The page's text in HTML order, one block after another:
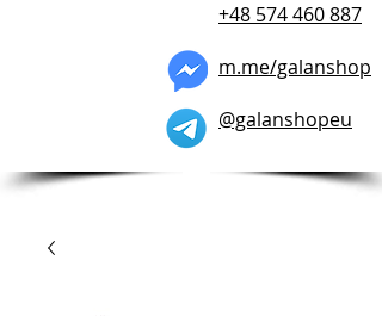
+48 574 460 887
m.me/galanshop
@galanshopeu